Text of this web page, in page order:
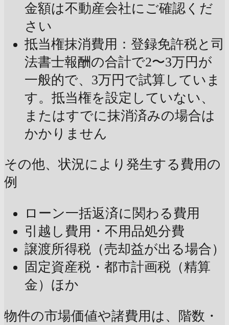
金額は不動産会社にご確認くだ
さい
抵当権抹消費用：登録免許税と司
法書士報酬の合計で2〜3万円が
一般的で、3万円で試算していま
す。抵当権を設定していない、
またはすでに抹消済みの場合は
かかりません
その他、状況により発生する費用の
例
ローン一括返済に関わる費用
引越し費用・不用品処分費
譲渡所得税（売却益が出る場合）
固定資産税・都市計画税（精算
金）ほか
物件の市場価値や諸費用は、階数・